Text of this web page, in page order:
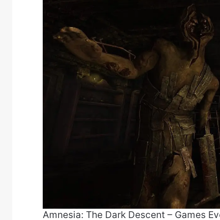
Amnesia: The Dark Descent – Games